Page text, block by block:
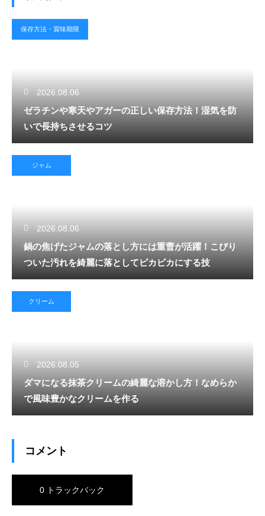
保存方法・賞味期限
2026.08.06
ゼラチンや寒天やアガーの正しい保存方法！湿気を防
いで長持ちさせるコツ
ジャム
2026.08.06
鍋の焦げたジャムの落とし方には重曹が活躍！こびり
ついた汚れを綺麗に落としてピカピカにする技
クリーム
2026.08.05
ダマになる抹茶クリームの綺麗な溶かし方！なめらか
で風味豊かなクリームを作る
コメント
0 トラックバック